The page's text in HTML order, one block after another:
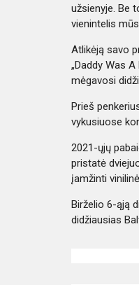
užsienyje. Be
vienintelis
Atlikėją savo
„Daddy Was
mėgavosi
Prieš
vykusiuose
2021-ųjų
pristatė
įamžinti
Birželio 6-ąją
didžiausias